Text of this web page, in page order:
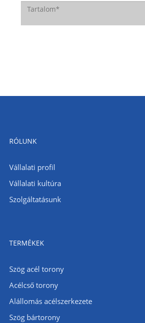
RÓLUNK
Vállalati profil
Vállalati kultúra
Szolgáltatásunk
TERMÉKEK
Szög acél torony
Acélcső torony
Alállomás acélszerkezete
Szög bártorony